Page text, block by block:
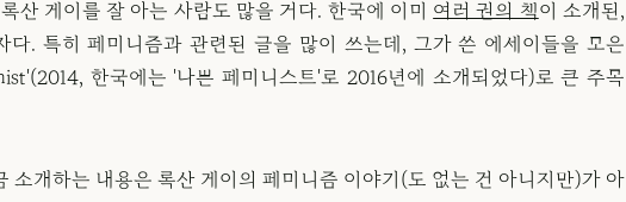
산 게이를 잘 아는 사람도 많을 거다. 한국에 이미 여러 권의 책이 소개된,
다. 특히 페미니즘과 관련된 글을 많이 쓰는데, 그가 쓴 에세이들을 모은
한국에는 '나쁜 페미니스트'로 2016년에 소개되었다)로 큰 주목
소개하는 내용은 록산 게이의 페미니즘 이야기(도 없는 건 아니지만)가 아